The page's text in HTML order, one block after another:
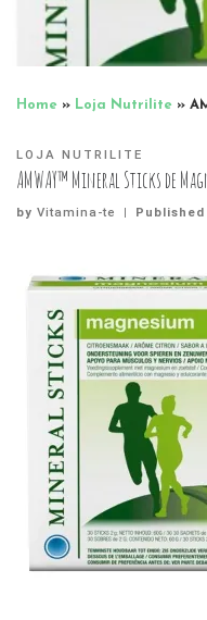
Home » Loja Nutrilite »
LOJA NUTRILITE
AMWAY™ Mineral Sticks de
by Vitamina-te | Published